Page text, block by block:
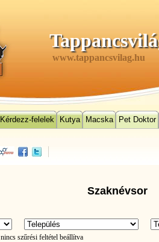
www.tappancsvilag.hu
Kérdezz-felelek Kutya Macska Pet Doktor
Szaknévsor
nincs szűrési feltétel beállítva